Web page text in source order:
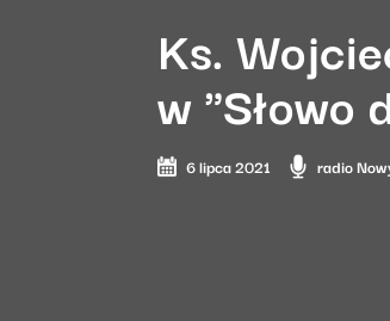
Ks.
w "Słowo
6 lipca 2021 radio